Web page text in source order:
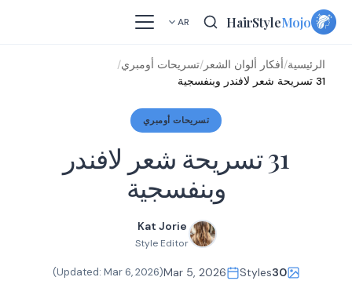
Skip
HairStyleMojo
AR
الرئيسية/أفكار ألوان الشعر /تسريحات أومبري/
31 تسريحة شعر لافندر وبنفسجية
تسريحات أومبري
31 تسريحة شعر لافندر
وبنفسجية
Kat Jorie
Style Editor
30
Styles
Mar 5, 2026
(Updated:
Mar 6, 2026
)